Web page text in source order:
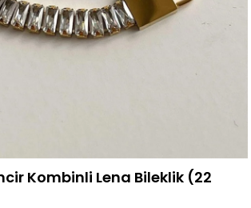
Kombinli Lena Bileklik (22